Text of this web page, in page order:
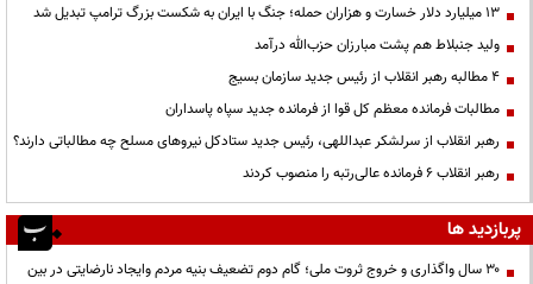
۱۳ میلیارد دلار خسارت و هزاران حمله؛ جنگ با ایران به شکست بزرگ ترامپ تبدیل شد
ولید جنبلاط هم پشت مبارزان حزب‌الله درآمد
۴ مطالبه رهبر انقلاب از رئیس جدید سازمان بسیج
مطالبات فرمانده معظم کل قوا از فرمانده جدید سپاه پاسداران
رهبر انقلاب از سرلشکر عبداللهی، رئیس جدید ستادکل نیروهای مسلح چه مطالباتی دارند؟
رهبر انقلاب ۶ فرمانده عالی‌رتبه را منصوب کردند
پربازدید ها
۳۰ سال واگذاری و خروج ثروت ملی؛ گام دوم تضعیف بنیه مردم وایجاد نارضایتی در بین